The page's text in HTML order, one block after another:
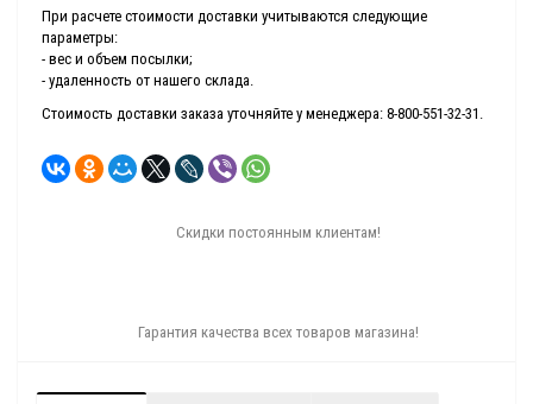
При расчете стоимости доставки учитываются следующие
параметры:
- вес и объем посылки;
- удаленность от нашего склада.
Стоимость доставки заказа уточняйте у менеджера: 8-800-551-32-31.
Скидки постоянным клиентам!
Гарантия качества всех товаров магазина!